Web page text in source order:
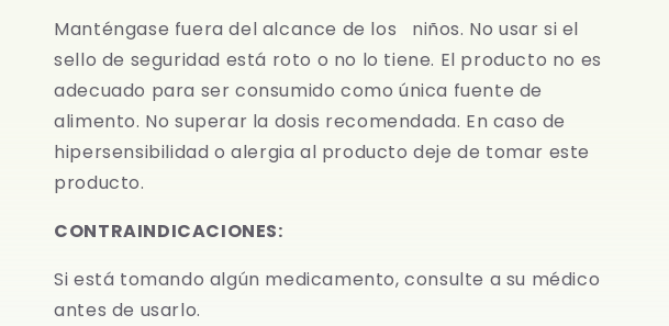
Manténgase fuera del alcance de los niños. No usar si el
sello de seguridad está roto o no lo tiene. El producto no es
adecuado para ser consumido como única fuente de
alimento. No superar la dosis recomendada. En caso de
hipersensibilidad o alergia al producto deje de tomar este
producto.
CONTRAINDICACIONES:
Si está tomando algún medicamento, consulte a su médico
antes de usarlo.